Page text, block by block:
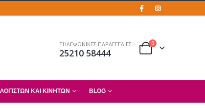
ΤΗΛΕΦΩΝΙΚΕΣ ΠΑΡΑΓΓΕΛΙΕΣ
25210 58444
0
ΚΑΙ ΚΙΝΗΤΏΝ BLOG